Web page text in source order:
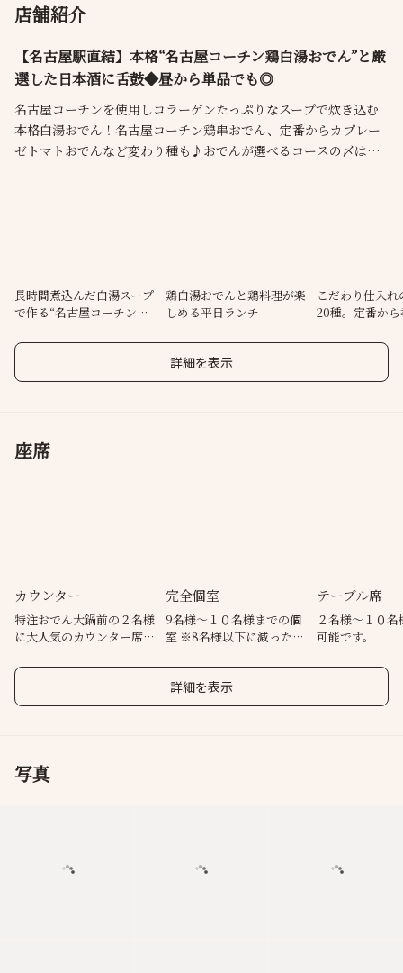
店舗紹介
【名古屋駅直結】本格“名古屋コーチン鶏白湯おでん”と厳
選した日本酒に舌鼓◆昼から単品でも◎
名古屋コーチンを使用しコラーゲンたっぷりなスープで炊き込む
本格白湯おでん！名古屋コーチン鶏串おでん、定番からカプレー
ゼトマトおでんなど変わり種も♪おでんが選べるコースの〆は名
長時間煮込んだ白湯スープ
で作る“名古屋コーチン白
鶏白湯おでんと鶏料理が楽
しめる平日ランチ
こだわり仕入
20種。定番か
詳細を表示
座席
カウンター
特注おでん大鍋前の２名様
に大人気のカウンター席で
完全個室
9名様～１０名様までの個
室 ※8名様以下に減った場
します
テーブル席
２名様～１０
可能です。
詳細を表示
写真